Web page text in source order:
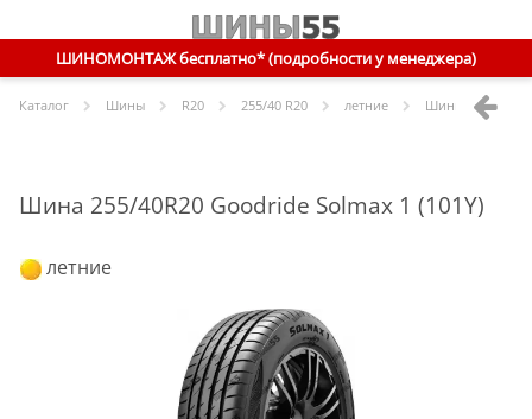
ШИНОМОНТАЖ бесплатно* (подробности у менеджера)
Каталог Шины R20 255/40 R20 летние Шины Goodride
Шина 255/40R20 Goodride Solmax 1 (101Y)
летние